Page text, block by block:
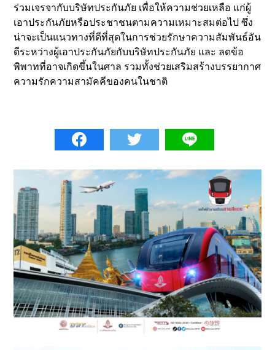
ร่วมเจรจากับบริษัทประกันภัย เพื่อให้ความช่วยเหลือ แก่ผู้
เอาประกันภัยหรือประชาชนตามความเหมาะสมต่อไป ซึ่ง
น่าจะเป็นแนวทางที่ดีที่สุดในการช่วยรักษาความสัมพันธ์อัน
ดีระหว่างผู้เอาประกันภัยกับบริษัทประกันภัย และ ลดข้อ
พิพาทที่อาจเกิดขึ้นในศาล รวมทั้งช่วยเสริมสร้างบรรยากาศ
ความรักความสามัคคีของคนในชาติ